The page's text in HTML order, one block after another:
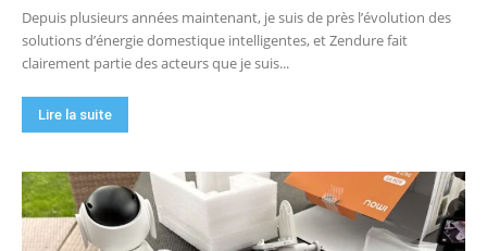
Depuis plusieurs années maintenant, je suis de près l’évolution des
solutions d’énergie domestique intelligentes, et Zendure fait
clairement partie des acteurs que je suis...
Lire la suite